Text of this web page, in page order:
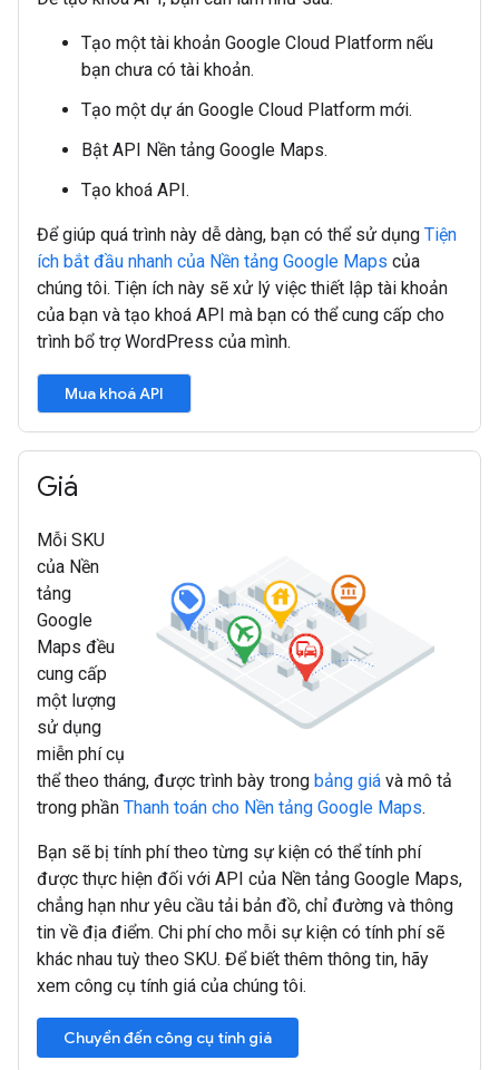
Tạo một tài khoản Google Cloud Platform nếu
bạn chưa có tài khoản.
Tạo một dự án Google Cloud Platform mới.
Bật API Nền tảng Google Maps.
Tạo khoá API.
Để giúp quá trình này dễ dàng, bạn có thể sử dụng Tiện
ích bắt đầu nhanh của Nền tảng Google Maps của
chúng tôi. Tiện ích này sẽ xử lý việc thiết lập tài khoản
của bạn và tạo khoá API mà bạn có thể cung cấp cho
trình bổ trợ WordPress của mình.
Giá
Mỗi SKU
của Nền
tảng
Google
Maps đều
cung cấp
một lượng
sử dụng
miễn phí cụ
thể theo tháng, được trình bày trong bảng giá và mô tả
trong phần Thanh toán cho Nền tảng Google Maps.
Bạn sẽ bị tính phí theo từng sự kiện có thể tính phí
được thực hiện đối với API của Nền tảng Google Maps,
chẳng hạn như yêu cầu tải bản đồ, chỉ đường và thông
tin về địa điểm. Chi phí cho mỗi sự kiện có tính phí sẽ
khác nhau tuỳ theo SKU. Để biết thêm thông tin, hãy
xem công cụ tính giá của chúng tôi.
Chuyển đến công cụ tính giá